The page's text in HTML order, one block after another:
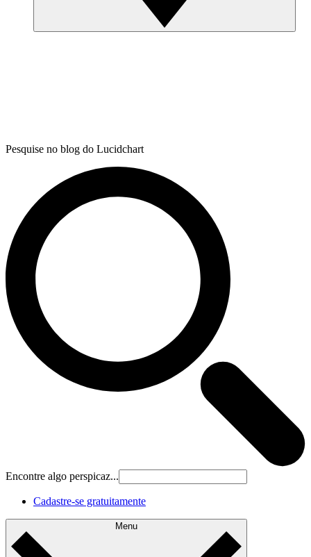
Pesquise no blog do Lucidchart
Encontre algo perspicaz...
Cadastre‐se gratuitamente
Menu